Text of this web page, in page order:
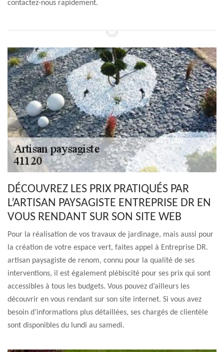
contactez-nous rapidement.
DÉCOUVREZ LES PRIX PRATIQUÉS PAR
L’ARTISAN PAYSAGISTE ENTREPRISE DR EN
VOUS RENDANT SUR SON SITE WEB
Pour la réalisation de vos travaux de jardinage, mais aussi pour
la création de votre espace vert, faites appel à Entreprise DR.
artisan paysagiste de renom, connu pour la qualité de ses
interventions, il est également plébiscité pour ses prix qui sont
accessibles à tous les budgets. Vous pouvez d’ailleurs les
découvrir en vous rendant sur son site internet. Si vous avez
besoin d’informations plus détaillées, ses chargés de clientèle
sont disponibles du lundi au samedi.